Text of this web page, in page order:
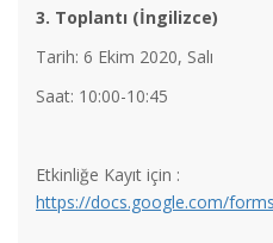
3. Toplantı (İngilizce)
Tarih: 6 Ekim 2020, Salı
Saat: 10:00-10:45
Etkinliğe Kayıt için :
https://docs.google.com/
TÜBİTAK TEYDEB 1832
TÜBİTAK-İtalya Ulusal